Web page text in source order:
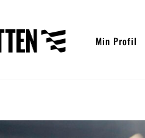
Min Profil